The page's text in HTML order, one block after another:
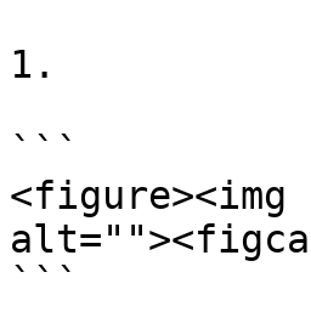
1.
```
<figure><img
```